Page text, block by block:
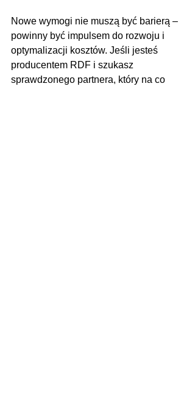
Nowe wymogi nie muszą być barierą –
powinny być impulsem do rozwoju i
optymalizacji kosztów. Jeśli jesteś
producentem RDF i szukasz
sprawdzonego partnera, który na co